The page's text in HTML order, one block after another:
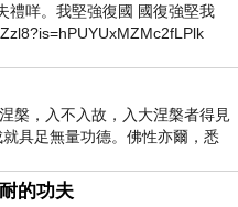
禮咩。我堅強復國 國復強堅我
槃，入不入故，入大涅槃者得見
具足無量功德。佛性亦爾，悉
的功夫